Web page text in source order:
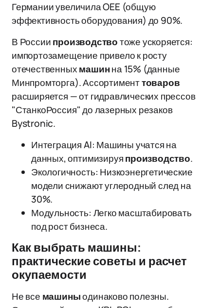
Германии увеличила OEE (общую
эффективность оборудования) до 90%.
В Россиипроизводствотоже ускоряется:
импортозамещение привело к росту
отечественныхмашинна 15% (данные
Минпромторга). Ассортименттоваров
расширяется — от гидравлических прессов
"СтанкоРоссия" до лазерных резаков
Bystronic.
Интеграция AI: Машины учатся на
данных, оптимизируяпроизводство.
Экологичность: Низкоэнергетические
модели снижают углеродный след на
30%.
Модульность: Легко масштабировать
под рост бизнеса.
Как выбрать машины:
практические советы и расчет
окупаемости
Не все машиныодинаково полезны.